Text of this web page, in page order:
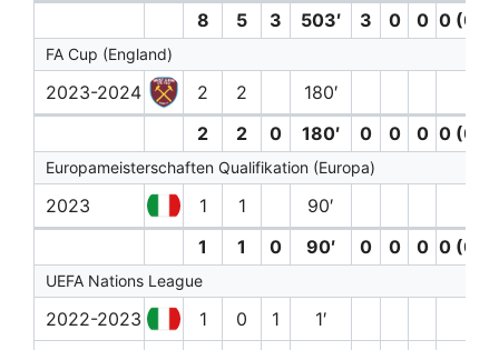
8
5 3 503′ 3 0 0 0 (0)
FA Cup (England)
2023-2024 2 2
180′
2
2 0 180′ 0 0 0 0 (0)
Europameisterschaften Qualifikation (Europa)
2023 1 1
90′
1
1 0 90′ 0 0 0 0 (0)
UEFA Nations League
2022-2023 1 0 1 1′